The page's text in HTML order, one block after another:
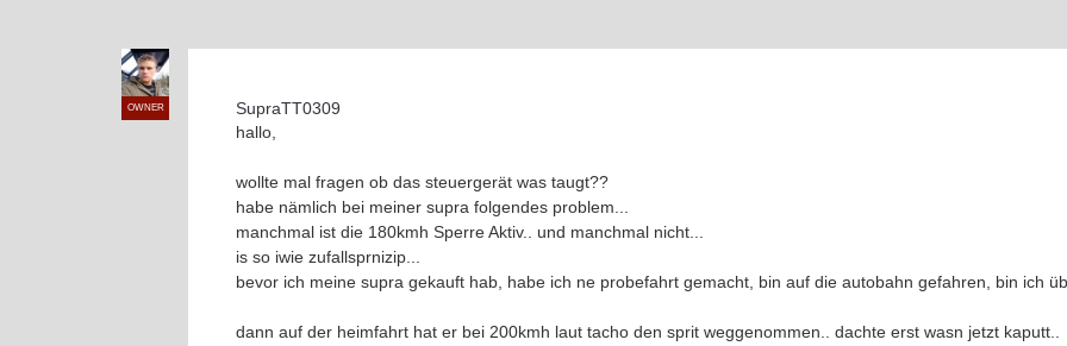
OWNER SupraTT0309
hallo,
wollte mal fragen ob das steuergerät was taugt??
habe nämlich bei meiner supra folgendes problem...
manchmal ist die 180kmh Sperre Aktiv.. und manchmal nicht...
is so iwie zufallsprnizip...
bevor ich meine supra gekauft hab, habe ich ne probefahrt gemacht, bin auf die autobahn gefahren, bin ich
dann auf der heimfahrt hat er bei 200kmh laut tacho den sprit weggenommen.. dachte erst wasn jetzt kaputt..